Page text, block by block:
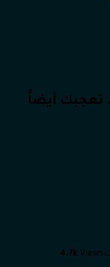
تعجبك أيضاً
4.7k Views